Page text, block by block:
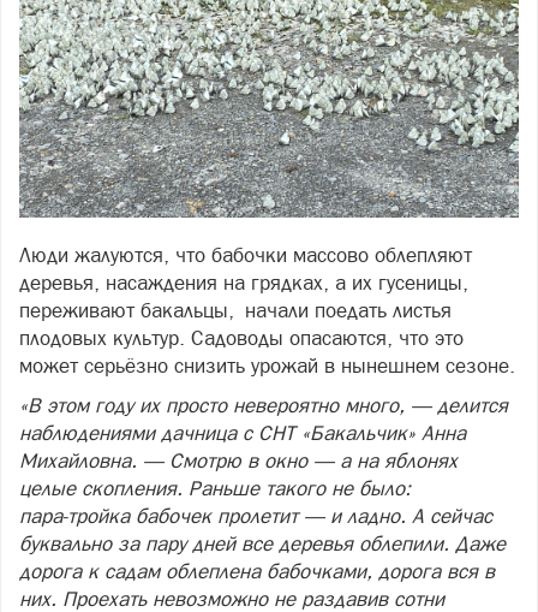
Люди жалуются, что бабочки массово облепляют
деревья, насаждения на грядках, а их гусеницы,
переживают бакальцы, начали поедать листья
плодовых культур. Садоводы опасаются, что это
может серьёзно снизить урожай в нынешнем сезоне.
«В этом году их просто невероятно много, — делится
наблюдениями дачница с СНТ «Бакальчик» Анна
Михайловна. — Смотрю в окно — а на яблонях
целые скопления. Раньше такого не было:
пара‑тройка бабочек пролетит — и ладно. А сейчас
буквально за пару дней все деревья облепили. Даже
дорога к садам облеплена бабочками, дорога вся в
них. Проехать невозможно не раздавив сотни